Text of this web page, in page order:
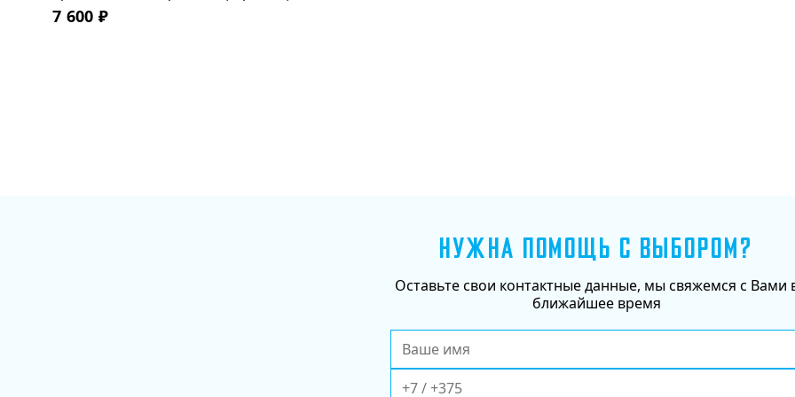
7 600 ₽
НУЖНА ПОМОЩЬ С ВЫБОРОМ?
Оставьте свои контактные данные, мы свяжемся с Вами
ближайшее время